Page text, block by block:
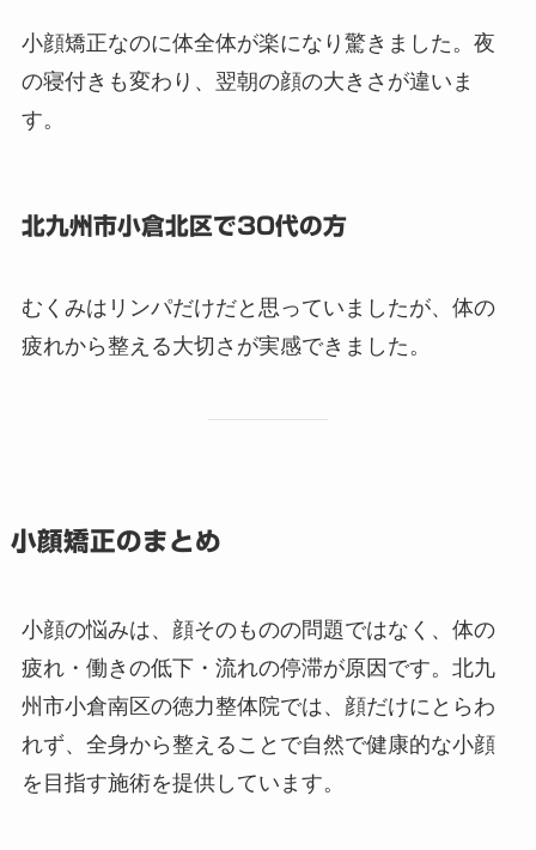
小顔矯正なのに体全体が楽になり驚きました。夜
の寝付きも変わり、翌朝の顔の大きさが違いま
す。
北九州市小倉北区で30代の方
むくみはリンパだけだと思っていましたが、体の
疲れから整える大切さが実感できました。
小顔矯正のまとめ
小顔の悩みは、顔そのものの問題ではなく、体の
疲れ・働きの低下・流れの停滞が原因です。北九
州市小倉南区の徳力整体院では、顔だけにとらわ
れず、全身から整えることで自然で健康的な小顔
を目指す施術を提供しています。